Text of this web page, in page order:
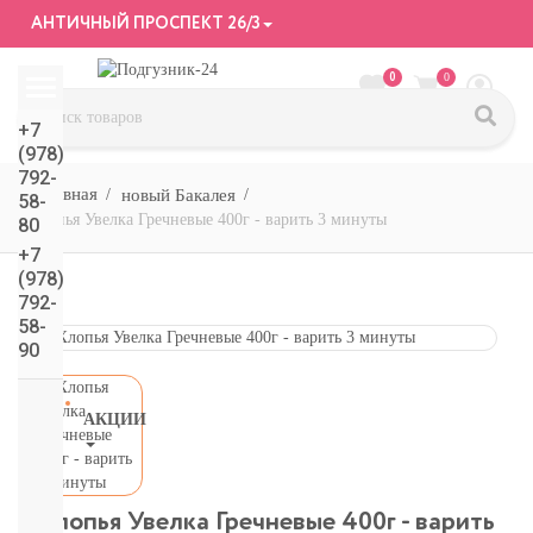
АНТИЧНЫЙ ПРОСПЕКТ 26/3
0 0
+7
(978)
792-
58-
80
+7
(978)
792-
58-
90
АКЦИИ
СМОТРЕТЬ
ВСЕ
подгузники/
новый Бакалея
Хлопья Увелка Гречневые 400г - варить 3 минуты
Хлопья Увелка Гречневые 400г - варить